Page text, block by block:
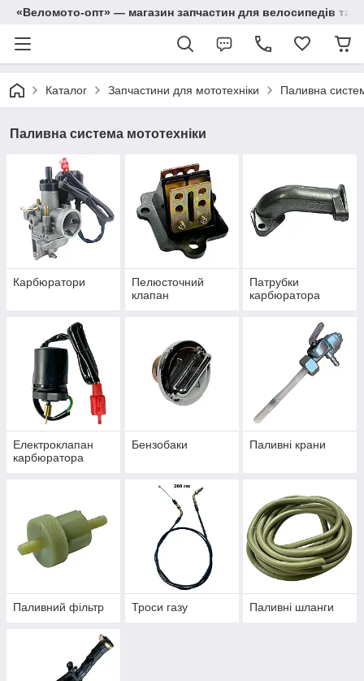
«Веломото-опт» — магазин запчастин для велосипедів та
Каталог Запчастини для мототехніки Паливна
Паливна система мототехніки
Карбюратори
Пелюсточний
клапан
Патрубки
карбюратора
Електроклапан
карбюратора
Бензобаки Паливні крани
Паливний фільтр Троси газу Паливні шланги